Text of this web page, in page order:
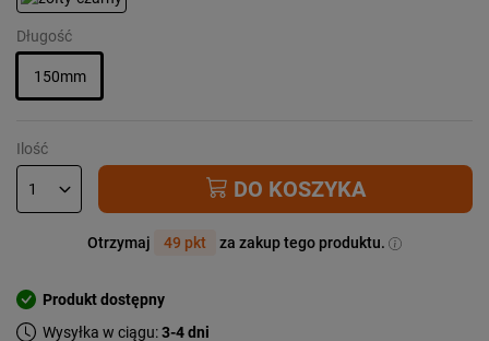
Długość
150mm
Ilość
DO KOSZYKA
Otrzymaj 49 pkt za zakup tego produktu.
Produkt dostępny
Wysyłka w ciągu:3-4 dni